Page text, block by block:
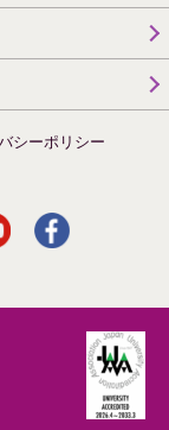
シーポリシー